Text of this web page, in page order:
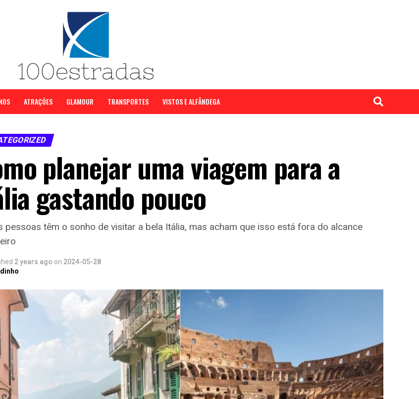
ATRAÇÕES GLAMOUR TRANSPORTES VISTOS E ALFÂNDEGA
planejar uma viagem para a
gastando pouco
pessoas têm o sonho de visitar a bela Itália, mas acham que isso está fora do alcance
2 years ago on 2024-05-28